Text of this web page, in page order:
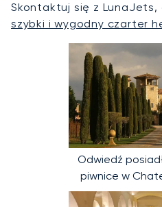
Skontaktuj się z
szybki i wygodny czarter
Odwiedź
piwnice w